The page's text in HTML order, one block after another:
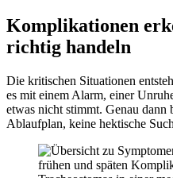
Komplikationen
richtig handeln
Die kritischen Situationen
es mit einem Alarm, einer
etwas nicht stimmt. Genau dann
Ablaufplan, keine hektische